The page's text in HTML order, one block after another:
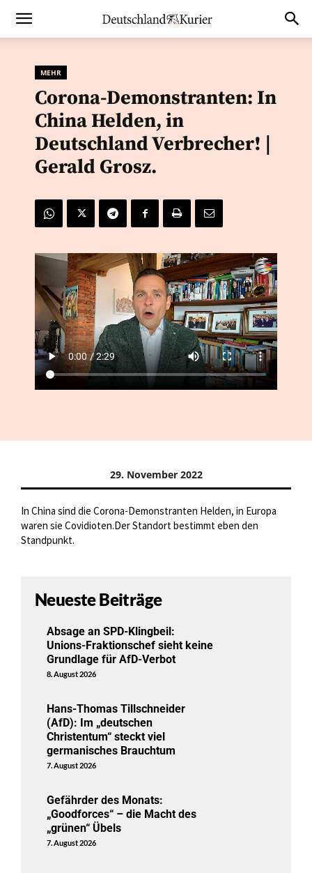
MEHR
Corona-Demonstranten: In
China Helden, in
Deutschland Verbrecher! |
Gerald Grosz.
29. November 2022
In China sind die Corona-Demonstranten Helden, in Europa
waren sie Covidioten.Der Standort bestimmt eben den
Standpunkt.
Neueste Beiträge
Absage an SPD-Klingbeil:
Unions-Fraktionschef sieht keine
Grundlage für AfD-Verbot
8. August 2026
Hans-Thomas Tillschneider
(AfD): Im „deutschen
Christentum“ steckt viel
germanisches Brauchtum
7. August 2026
Gefährder des Monats:
„Goodforces“ – die Macht des
„grünen“ Übels
7. August 2026